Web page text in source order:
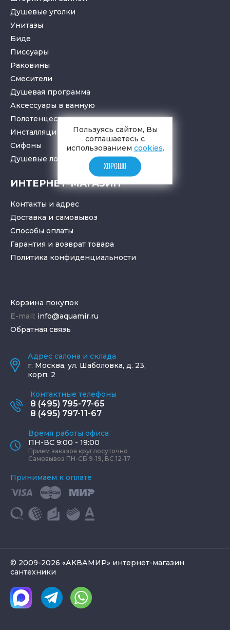
Душевые уголки
Унитазы
Биде
Писсуары
Раковины
Смесители
Душевая программа
Аксессуары в ванную
Полотенцесушители
Инсталляции для санузлов
Cифоны
Душевые лотки
трапы
ИНТЕРНЕТ-МАГАЗИН
Контакты и адрес
Доставка и самовывоз
Способы оплаты
Гарантия и возврат товара
Политика конфиденциальности
Корзина покупок
E-mail: info@aquamir.ru
Обратная связь
Адрес салона и склада
г. Москва, ул. Шаболовка, д. 23,
корп. 2
Контактные телефоны
8 (495) 795-77-65
8 (495) 797-11-67
Время работы офиса
ПН-ВС 9:00 - 19:00
Прием заказов круглосуточно
Самовывоз ПН-СБ 9-19, ВС 12-17
Принимаем к оплате
© 2009-2026 «АКВАМИР» интернет-магазин
сантехники
Пользуясь сайтом, Вы
соглашаетесь с
использованием cookies.
ХОРОШО